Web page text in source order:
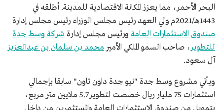
البحر الأحمر، مما يعزز المكانة الاقتصادية للمدينة. أطلقه في
1443هـ/2021م ولي العهد رئيس مجلس الوزراء رئيس مجلس إدارة
صندوق الاستثمارات العامة ورئيس مجلس إدارة شركة وسط جدة
للتطوير، صاحب السمو الملكي الأمير محمد بن سلمان بن عبدالعزيز
آل سعود.
ويأتي مشروع وسط جدة "نيو جدة داون تاون" سابقا بإجمالي
استثمارات 75 مليار ريال خصصت لتطوير 5.7 ملايين متر مربع،